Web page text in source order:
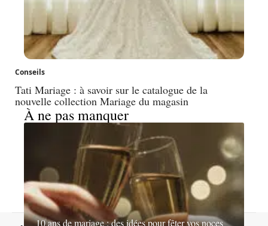
Conseils
Tati Mariage : à savoir sur le catalogue de la
nouvelle collection Mariage du magasin
À ne pas manquer
10 ans de mariage : des idées pour fêter vos noces